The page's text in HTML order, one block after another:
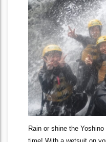
Rain or shine the
time! With a wetsuit on